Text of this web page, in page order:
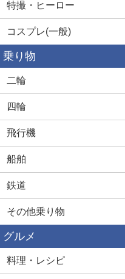
特撮・ヒーロー
コスプレ(一般)
乗り物
二輪
四輪
飛行機
船舶
鉄道
その他乗り物
グルメ
料理・レシピ